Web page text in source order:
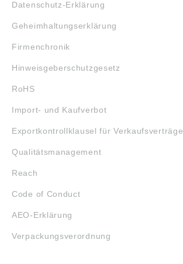
Datenschutz-Erklärung
Geheimhaltungserklärung
Firmenchronik
Hinweisgeberschutzgesetz
RoHS
Import- und Kaufverbot
Exportkontrollklausel für Verkaufsverträge
Qualitätsmanagement
Reach
Code of Conduct
AEO-Erklärung
Verpackungsverordnung